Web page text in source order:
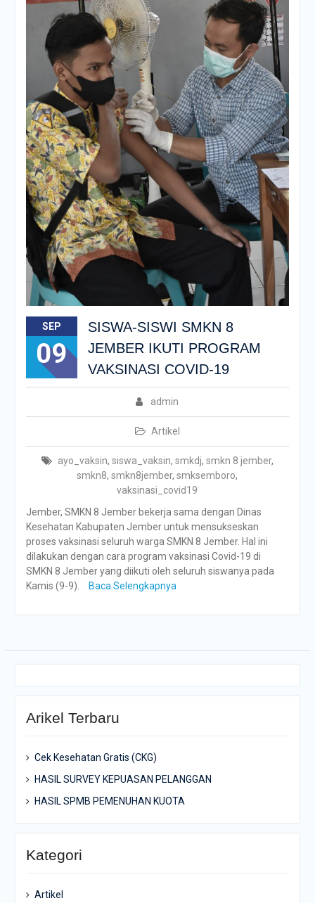
SEP
09
SISWA-SISWI SMKN 8
JEMBER IKUTI PROGRAM
VAKSINASI COVID-19
admin
Artikel
ayo_vaksin, siswa_vaksin, smkdj, smkn 8 jember,
smkn8,smkn8jember,smksemboro,
vaksinasi_covid19
Jember, SMKN 8 Jember bekerja sama dengan Dinas
Kesehatan Kabupaten Jember untuk mensukseskan
proses vaksinasi seluruh warga SMKN 8 Jember. Hal ini
dilakukan dengan cara program vaksinasi Covid-19 di
SMKN 8 Jember yang diikuti oleh seluruh siswanya pada
Kamis (9-9).
Baca Selengkapnya
Arikel Terbaru
Cek Kesehatan Gratis (CKG)
HASIL SURVEY KEPUASAN PELANGGAN
HASIL SPMB PEMENUHAN KUOTA
Kategori
Artikel